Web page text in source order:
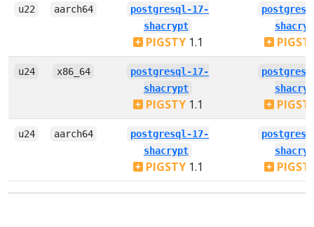
u22 aarch64
postgresql-17-
shacrypt
PIGSTY1.1
u24 x86_64
postgresql-17-
shacrypt
PIGSTY1.1
u24 aarch64
postgresql-17-
shacrypt
PIGSTY1.1